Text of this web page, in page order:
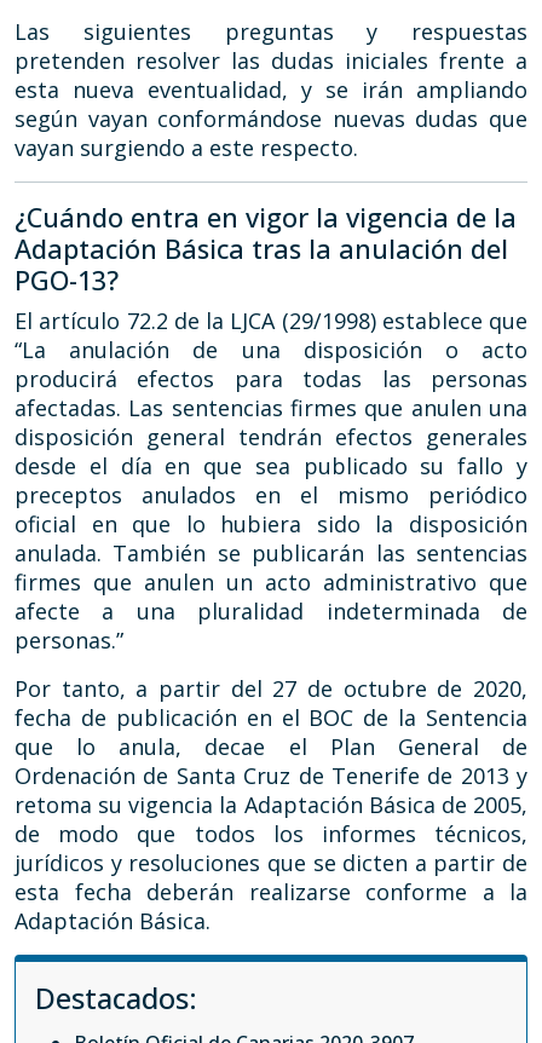
Las siguientes preguntas y respuestas
pretenden resolver las dudas iniciales frente a
esta nueva eventualidad, y se irán ampliando
según vayan conformándose nuevas dudas que
vayan surgiendo a este respecto.
¿Cuándo entra en vigor la vigencia de la
Adaptación Básica tras la anulación del
PGO-13?
El artículo 72.2 de la LJCA (29/1998) establece que
“La anulación de una disposición o acto
producirá efectos para todas las personas
afectadas. Las sentencias firmes que anulen una
disposición general tendrán efectos generales
desde el día en que sea publicado su fallo y
preceptos anulados en el mismo periódico
oficial en que lo hubiera sido la disposición
anulada. También se publicarán las sentencias
firmes que anulen un acto administrativo que
afecte a una pluralidad indeterminada de
personas.”
Por tanto, a partir del 27 de octubre de 2020,
fecha de publicación en el BOC de la Sentencia
que lo anula, decae el Plan General de
Ordenación de Santa Cruz de Tenerife de 2013 y
retoma su vigencia la Adaptación Básica de 2005,
de modo que todos los informes técnicos,
jurídicos y resoluciones que se dicten a partir de
esta fecha deberán realizarse conforme a la
Adaptación Básica.
Destacados: